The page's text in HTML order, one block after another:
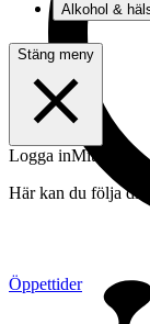
Öppettider
Alkohol &
Stäng meny
Logga inMitt konto
Här kan du följa din